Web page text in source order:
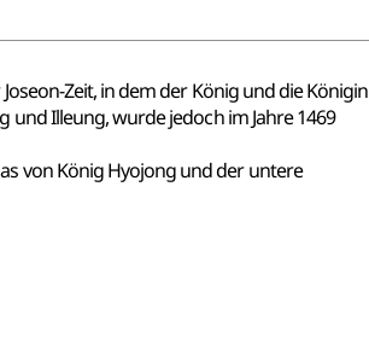
Zeit, in dem der König und die Königin
Illeung, wurde jedoch im Jahre 1469
von König Hyojong und der untere